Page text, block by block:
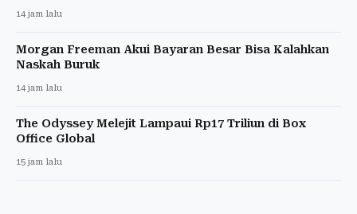
14 jam lalu
Morgan Freeman Akui Bayaran Besar Bisa Kalahkan
Naskah Buruk
14 jam lalu
The Odyssey Melejit Lampaui Rp17 Triliun di Box
Office Global
15 jam lalu